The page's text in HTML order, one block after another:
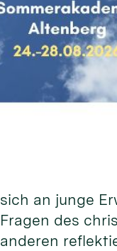
sich an junge
Fragen des
anderen